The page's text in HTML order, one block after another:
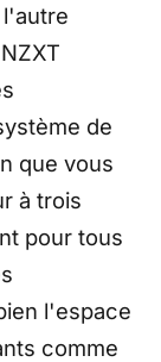
de
que vous
à trois
pour tous
l'espace
comme